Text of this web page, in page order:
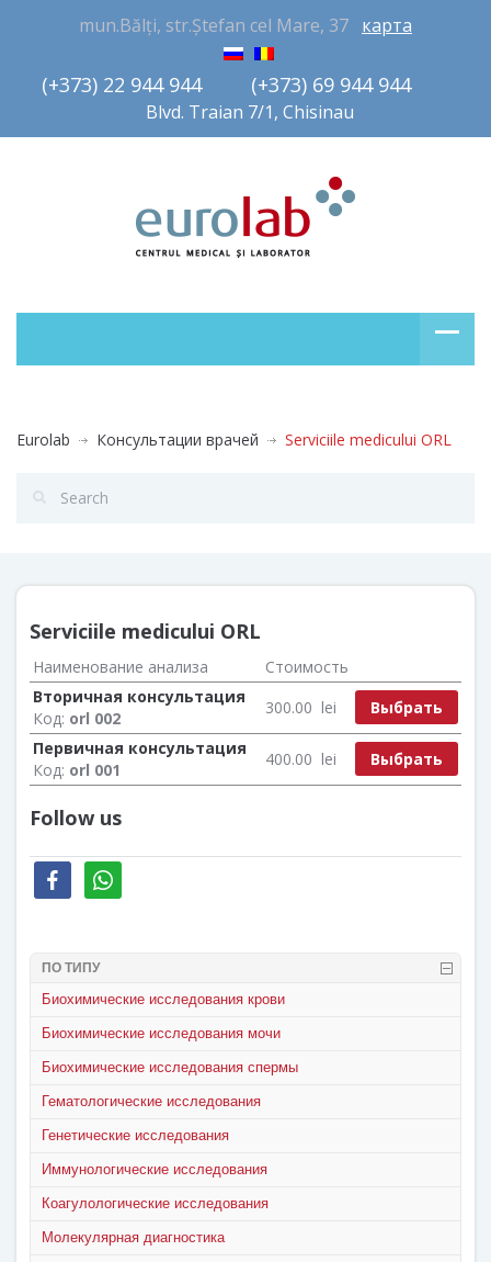
mun.Bălți, str.Ștefan cel Mare, 37 карта
(+373) 22 944 944         (+373) 69 944 944
Blvd. Traian 7/1, Chisinau
Eurolab Консультации врачей Serviciile medicului ORL
Serviciile medicului ORL
Наименование анализа
Стоимость
Вторичная консультация
Код: orl 002
300.00 lei
Выбрать
Первичная консультация
Код: orl 001
400.00 lei Выбрать
Follow us
facebookwhatsapp
ПО ТИПУ
Биохимические исследования крови
Биохимические исследования мочи
Биохимические исследования спермы
Гематологические исследования
Генетические исследования
Иммунологические исследования
Коагулологические исследования
Молекулярная диагностика